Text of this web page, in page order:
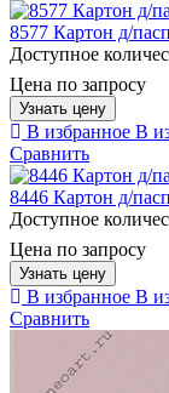
8577 Картон д/
Доступное
Цена по запросу
Узнать цену
В избранное В
Сравнить
8446 Картон д/
Доступное
Цена по запросу
Узнать цену
В избранное В
Сравнить